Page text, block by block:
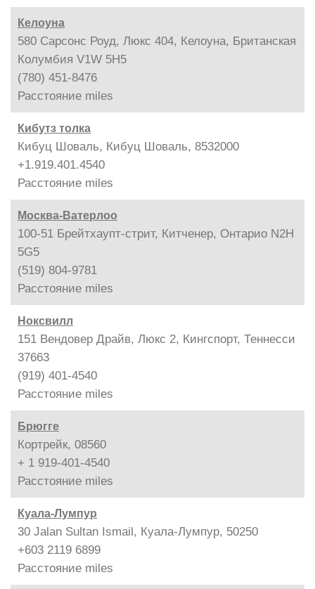
Келоуна
580 Сарсонс Роуд, Люкс 404, Келоуна, Британская
Колумбия V1W 5H5
(780) 451-8476
Расстояние miles
Кибутз толка
Кибуц Шоваль, Кибуц Шоваль, 8532000
+1.919.401.4540
Расстояние miles
Москва-Ватерлоо
100-51 Брейтхаупт-стрит, Китченер, Онтарио N2H
5G5
(519) 804-9781
Расстояние miles
Ноксвилл
151 Вендовер Драйв, Люкс 2, Кингспорт, Теннесси
37663
(919) 401-4540
Расстояние miles
Брюгге
Кортрейк, 08560
+ 1 919-401-4540
Расстояние miles
Куала-Лумпур
30 Jalan Sultan Ismail, Куала-Лумпур, 50250
+603 2119 6899
Расстояние miles